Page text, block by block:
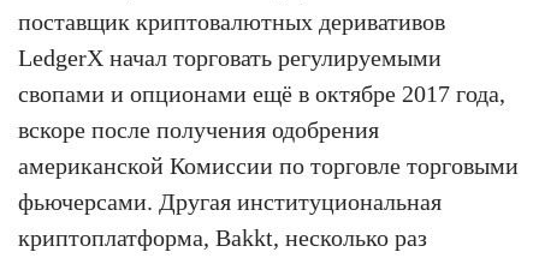
поставщик криптовалютных деривативов
LedgerX начал торговать регулируемыми
свопами и опционами ещё в октябре 2017 года,
вскоре после получения одобрения
американской Комиссии по торговле торговыми
фьючерсами. Другая институциональная
криптоплатформа, Bakkt, несколько раз